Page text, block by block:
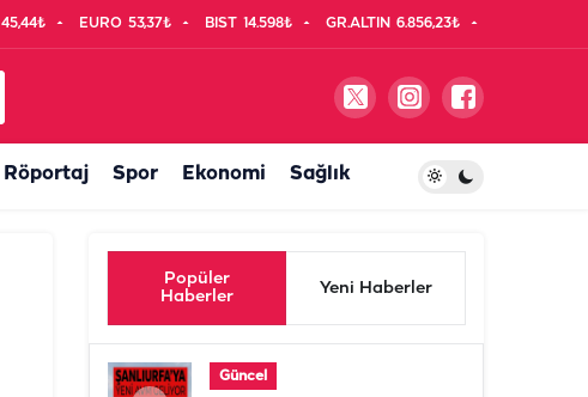
45,44₺ EURO 53,37₺ BIST 14.598₺ GR.ALTIN 6.856,23₺
Röportaj Spor Ekonomi Sağlık
Popüler
Haberler
Yeni Haberler
Güncel